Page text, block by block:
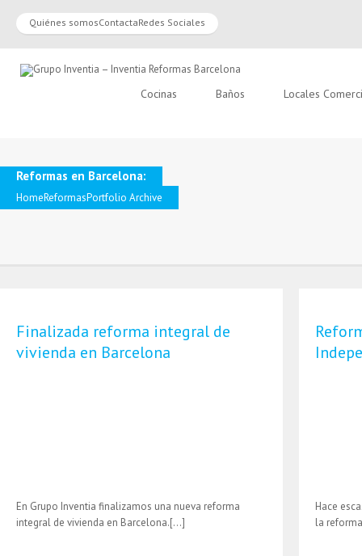
Quiénes somosContactaRedes Sociales
Cocinas Baños Locales
Reformas en Barcelona:
HomeReformasPortfolio Archive
Finalizada reforma integral de
vivienda en Barcelona
En Grupo Inventia finalizamos una nueva reforma
integral de vivienda en Barcelona.[…]
Hace
la